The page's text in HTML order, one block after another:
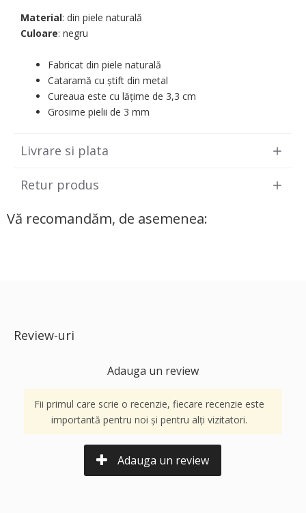
Material: din piele naturală
Culoare: negru
Fabricat din piele naturală
Cataramă cu știft din metal
Cureaua este cu lățime de 3,3 cm
Grosime pielii de 3 mm
Livrare si plata
Retur produs
Vă recomandăm, de asemenea:
Review-uri
Adauga un review
Fii primul care scrie o recenzie, fiecare recenzie este
importantă pentru noi și pentru alți vizitatori.
Adauga un review